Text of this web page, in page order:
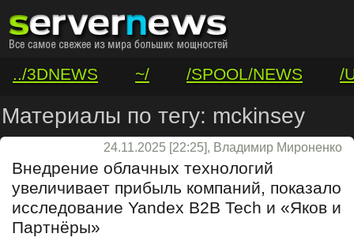
../3DNEWS ~/ /SPOOL/NEWS
/
/VAR/CONTACT
Материалы по тегу: mckinsey
24.11.2025 [22:25], Владимир Мироненко
Внедрение облачных технологий
увеличивает прибыль компаний, показало
исследование Yandex B2B Tech и «Яков и
Партнёры»